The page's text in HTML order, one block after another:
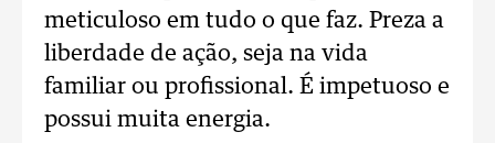
meticuloso em tudo o que faz. Preza a
liberdade de ação, seja na vida
familiar ou profissional. É impetuoso e
possui muita energia.